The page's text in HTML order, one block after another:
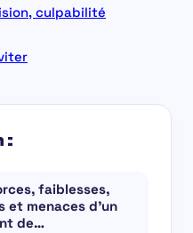
culpabilité
:
faiblesses,
menaces d’un
de…